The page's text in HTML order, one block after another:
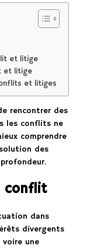
et litige
et litige
et litiges
rencontrer des
les conflits ne
comprendre
des
conflit
dans
divergents
une